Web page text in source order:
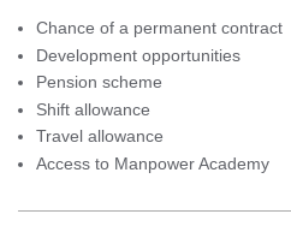
Chance of a permanent contract
Development opportunities
Pension scheme
Shift allowance
Travel allowance
Access to Manpower Academy